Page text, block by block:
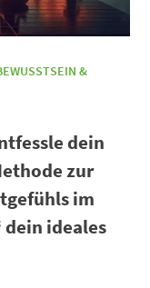
&
dein
zur
im
ideales